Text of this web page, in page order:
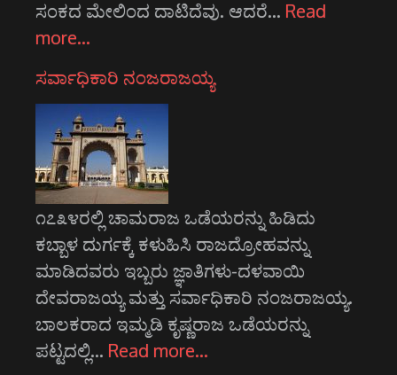
ಸಂಕದ ಮೇಲಿಂದ ದಾಟಿದೆವು. ಆದರೆ… Read
more…
ಸರ್ವಾಧಿಕಾರಿ ನಂಜರಾಜಯ್ಯ
೧೭೩೪ರಲ್ಲಿ ಚಾಮರಾಜ ಒಡೆಯರನ್ನು ಹಿಡಿದು
ಕಬ್ಬಾಳ ದುರ್ಗಕ್ಕೆ ಕಳುಹಿಸಿ ರಾಜದ್ರೋಹವನ್ನು
ಮಾಡಿದವರು ಇಬ್ಬರು ಜ್ಞಾತಿಗಳು-ದಳವಾಯಿ
ದೇವರಾಜಯ್ಯ ಮತ್ತು ಸರ್ವಾಧಿಕಾರಿ ನಂಜರಾಜಯ್ಯ.
ಬಾಲಕರಾದ ಇಮ್ಮಡಿ ಕೃಷ್ಣರಾಜ ಒಡೆಯರನ್ನು
ಪಟ್ಟದಲ್ಲಿ… Read more…